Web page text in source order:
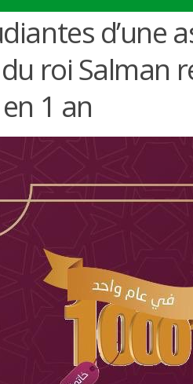
d’une
du roi Salman
1 an